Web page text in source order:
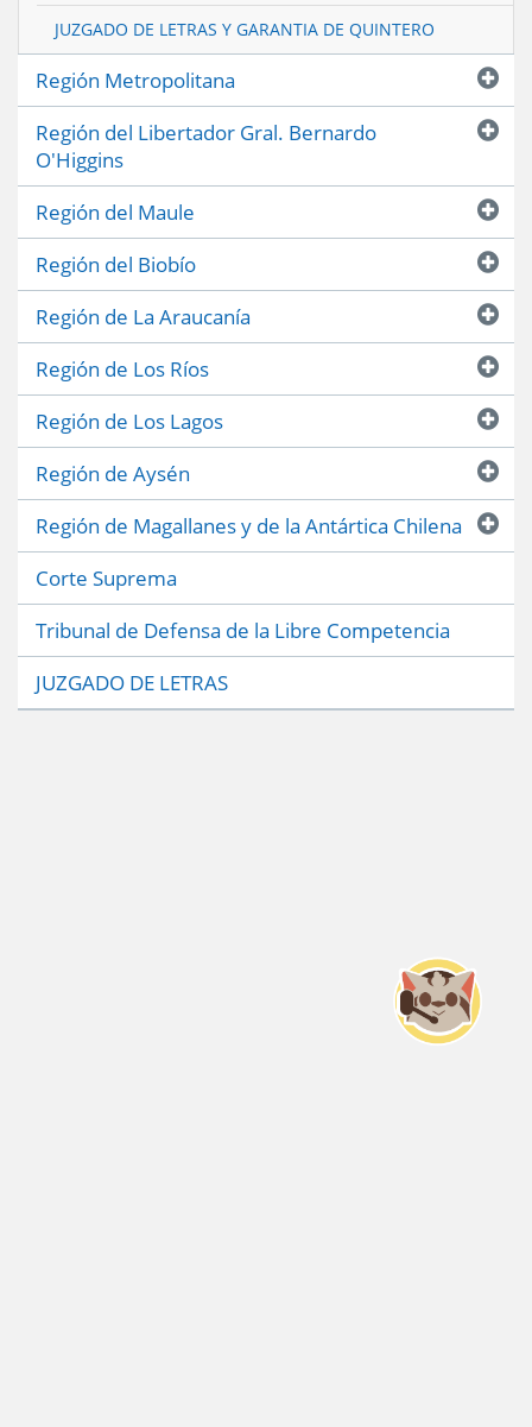
JUZGADO DE LETRAS Y GARANTIA DE QUINTERO
Región Metropolitana
Región del Libertador Gral. Bernardo
O'Higgins
Región del Maule
Región del Biobío
Región de La Araucanía
Región de Los Ríos
Región de Los Lagos
Región de Aysén
Región de Magallanes y de la Antártica Chilena
Corte Suprema
Tribunal de Defensa de la Libre Competencia
JUZGADO DE LETRAS